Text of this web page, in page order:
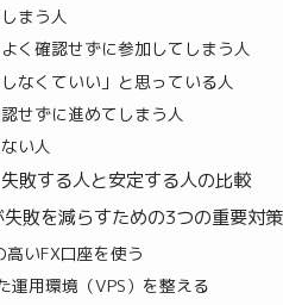
まう人
く確認せずに参加してしまう人
なくていい」と思っている人
せずに進めてしまう人
い人
敗する人と安定する人の比較
敗を減らすための3つの重要対策
いFX口座を使う
用環境（VPS）を整える